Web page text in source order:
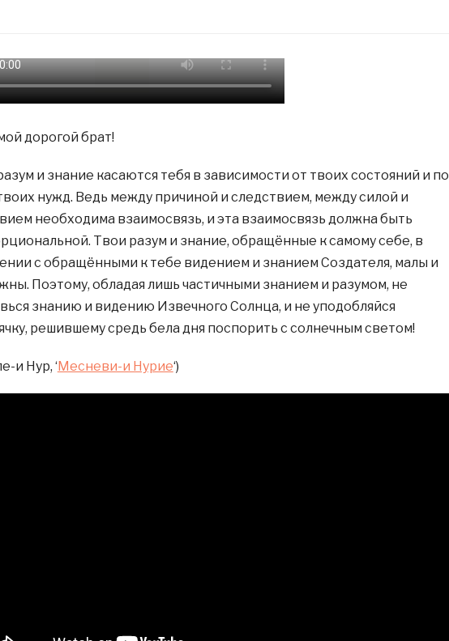
дорогой брат!
и знание касаются тебя в зависимости от твоих состояний и по
нужд. Ведь между причиной и следствием, между силой и
необходима взаимосвязь, и эта взаимосвязь должна быть
Твои разум и знание, обращённые к самому себе, в
с обращёнными к тебе видением и знанием Создателя, малы и
Поэтому, обладая лишь частичными знанием и разумом, не
знанию и видению Извечного Солнца, и не уподобляйся
решившему средь бела дня поспорить с солнечным светом!
и Нур, ‘Месневи-и Нурие‘)